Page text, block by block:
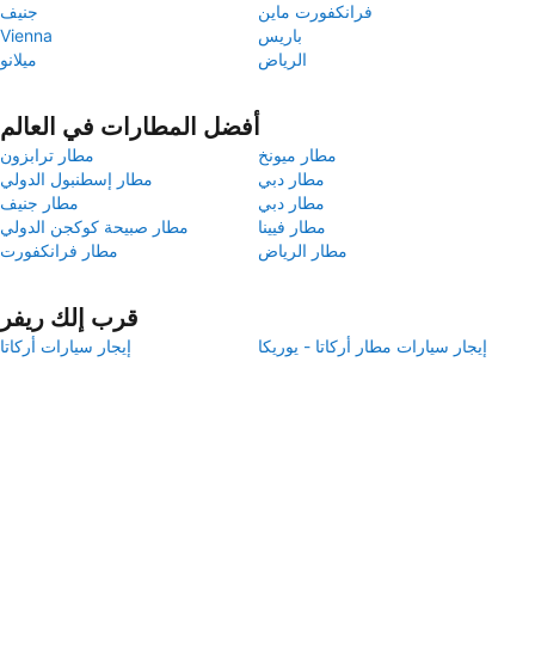
جنيف
فرانكفورت ماين
Vienna
باريس
ميلانو
الرياض
أفضل المطارات في العالم
مطار ترابزون
مطار ميونخ
مطار إسطنبول الدولي
مطار دبي
مطار جنيف
مطار دبي
مطار صبيحة كوكجن الدولي
مطار فيينا
مطار فرانكفورت
مطار الرياض
قرب إلك ريفر
إيجار سيارات أركاتا إيجار سيارات مطار أركاتا - يوريكا